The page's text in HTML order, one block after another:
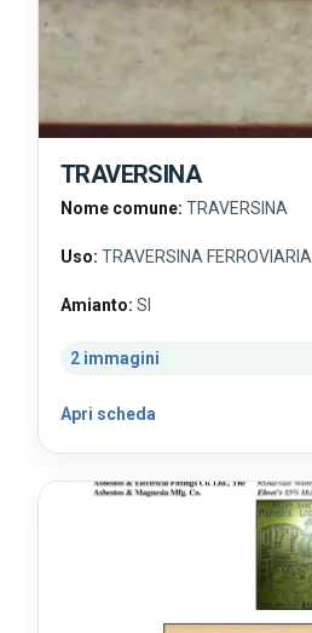
TRAVERSINA
Nome comune: TRAVERSINA
Uso: TRAVERSINA FERROVIARIA
Amianto: SI
2 immagini
Apri scheda